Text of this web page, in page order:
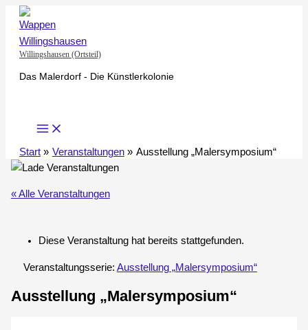
Zum
Inhalt
springen
Willingshausen (Ortsteil)
Das Malerdorf - Die Künstlerkolonie
Start Veranstaltungen Ausstellung „Malersymposium“
« Alle Veranstaltungen
Diese Veranstaltung hat bereits stattgefunden.
Veranstaltungsserie: Ausstellung „Malersymposium“
Ausstellung „Malersymposium“